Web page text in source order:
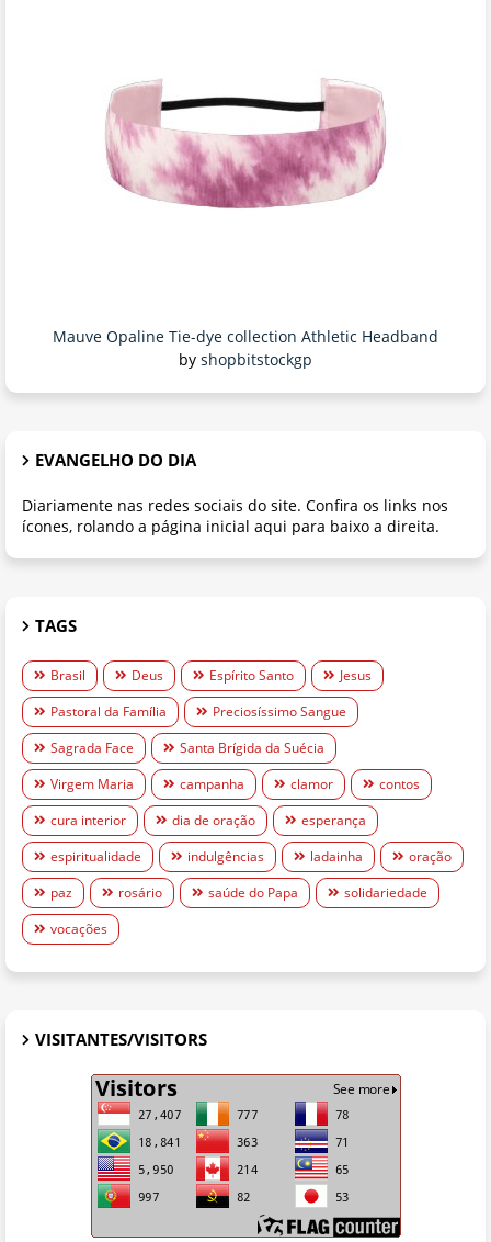
Mauve Opaline Tie-dye collection Athletic Headband
by shopbitstockgp
EVANGELHO DO DIA
Diariamente nas redes sociais do site. Confira os links nos
ícones, rolando a página inicial aqui para baixo a direita.
TAGS
Brasil Deus Espírito Santo
Jesus
Pastoral da Família
Preciosíssimo Sangue
Sagrada Face
Santa Brígida da Suécia
Virgem Maria
campanha clamor
contos
cura interior
dia de oração
esperança
espiritualidade
indulgências ladainha
oração
paz
rosário saúde do Papa
solidariedade
vocações
VISITANTES/VISITORS